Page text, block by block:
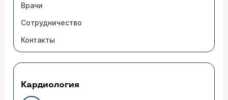
Врачи
Сотрудничество
Контакты
Кардиология